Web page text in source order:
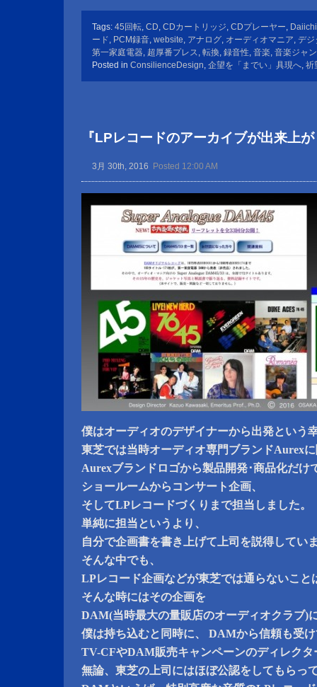
Tags: 45回転, CD, CDカートリッジ, CDプレーヤー,
ード, PCM録音, website, アナログ, オーディオマニア, デジ
第一家庭電器, 超厚番プレス, 転換, 録音性, 音楽, 音楽ジャ
Posted in ConsilienceDesign, 企望を「までい」具現へ, 祈
『LPレコードのアーカイブが出来上
3月 30th, 2016 Posted 12:00 AM
僕はオーディオのデザイナーから出発という
東芝では当時オーディオ専門ブランドAurex
Aurexブランドロゴから製品開発･商品化だけ
ショールームからコンサート企画、
そしてLPレコードづくりまで担当しました。
単純に担当というより、
自分で企画書を書き上げて上司を説得してい
そんな中でも、
LPレコード企画などが東芝では通らないこと
そんな時にはその企画を
DAM(当時最大の量販店のオーディオクラブ)
僕は持ち込むと同時に、 DAMから信頼も受
TV-CFやDAM販売キャンペーンのディレクタ
無論、東芝の上司にはほぼ公認をしてもらっ